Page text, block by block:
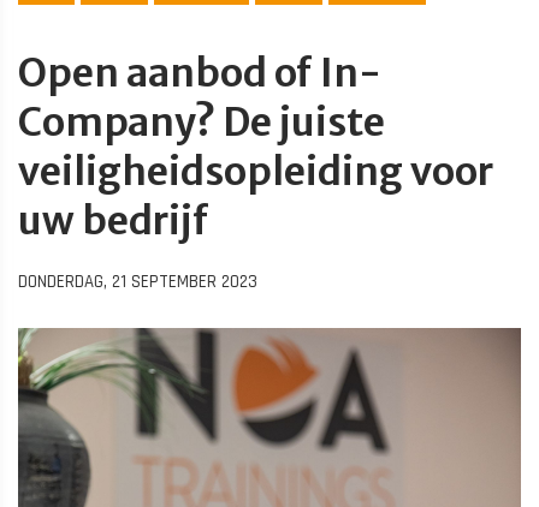
Open aanbod of In-
Company? De juiste
veiligheidsopleiding voor
uw bedrijf
DONDERDAG, 21 SEPTEMBER 2023